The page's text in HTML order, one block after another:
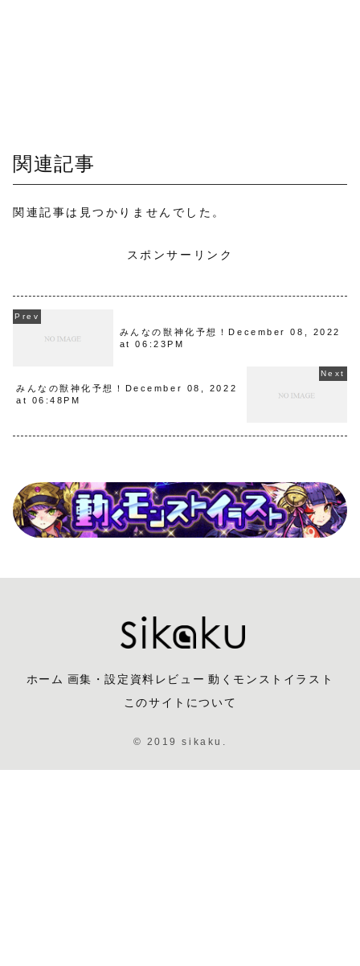
関連記事
関連記事は見つかりませんでした。
スポンサーリンク
みんなの獣神化予想！December 08, 2022
at 06:23PM
みんなの獣神化予想！December 08, 2022
at 06:48PM
ホーム 画集・設定資料レビュー 動くモンストイラスト
このサイトについて
© 2019 sikaku.